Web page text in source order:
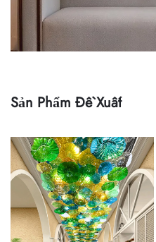
Sản Phẩm Đề Xuất